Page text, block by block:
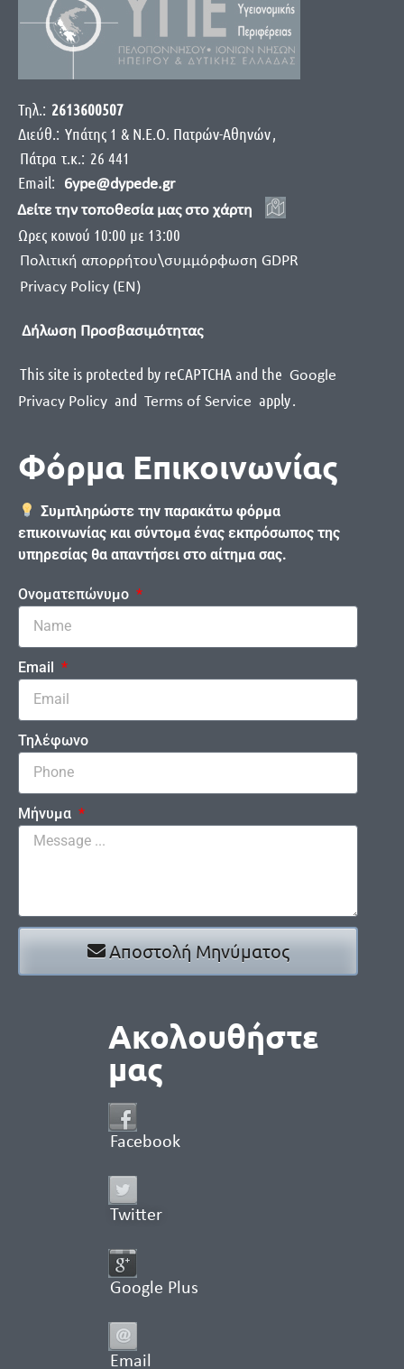
Τηλ.: 2613600507
Διεύθ.: Yπάτης 1 & Ν.Ε.Ο. Πατρών-Αθηνών,
Πάτρα τ.κ.: 26 441
Email:
6ype@dypede.gr
Δείτε την τοποθεσία μας στο χάρτη
Ωρες κοινού 10:00 με 13:00
Πολιτική απορρήτου\συμμόρφωση GDPR
Privacy Policy (EN)
Δήλωση Προσβασιμότητας
This site is protected by reCAPTCHA and the Google
Privacy Policy and Terms of Service apply.
Φόρμα Επικοινωνίας
Συμπληρώστε την παρακάτω φόρμα
επικοινωνίας και σύντομα ένας εκπρόσωπος της
υπηρεσίας θα απαντήσει στο αίτημα σας.
Ονοματεπώνυμο
Email
Τηλέφωνο
Μήνυμα
Αποστολή Μηνύματος
Ακολουθήστε
μας
Facebook
Twitter
Google Plus
Email